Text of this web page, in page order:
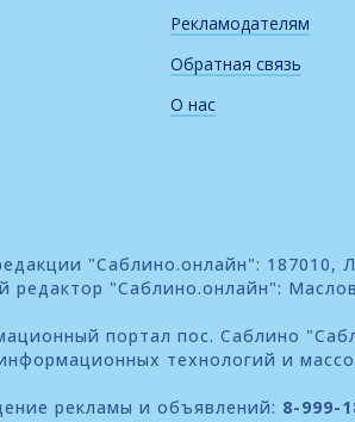
Рекламодателям
Обратная связь
О нас
"Саблино.онлайн": 187010,
редактор "Саблино.онлайн":
портал пос. Саблино
технологий и
рекламы и объявлений: 8-999-